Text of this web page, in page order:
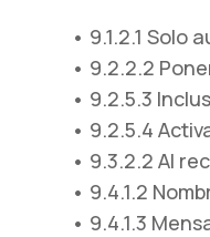
• 9.1.2.1 Solo
• 9.2.2.2
• 9.2.5.3
• 9.2.5.4
• 9.3.2.2 Al
• 9.4.1.2
• 9.4.1.3